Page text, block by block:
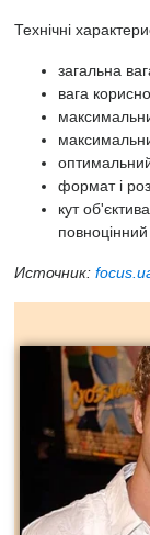
Технічні
загальна
вага
формат і
кут
повноцінний
Источник: